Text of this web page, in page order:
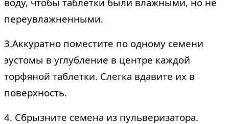
переувлажненными.
3.Аккуратно поместите по одному семени
эустомы в углубление в центре каждой
торфяной таблетки. Слегка вдавите их в
поверхность.
4. Сбрызните семена из пульверизатора.